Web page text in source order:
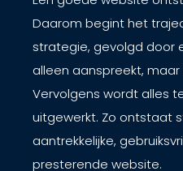
Daarom begint het
strategie, gevolgd door
alleen aanspreekt,
Vervolgens wordt alles
uitgewerkt. Zo ontstaat
aantrekkelijke,
presterende website.